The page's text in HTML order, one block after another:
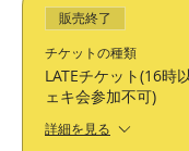
販売終了
チケットの種類
LATEチケット(16時
ェキ会参加不可)
詳細を見る